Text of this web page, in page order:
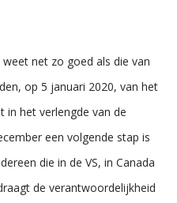
net zo goed als die van
op 5 januari 2020, van het
in het verlengde van de
een volgende stap is
die in de VS, in Canada
de verantwoordelijkheid